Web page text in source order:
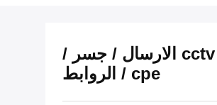
1km 5 جيجا هرتز اللاسلكي إيثرنت جسر cctv الارسال / جسر /
cpe / الروابط